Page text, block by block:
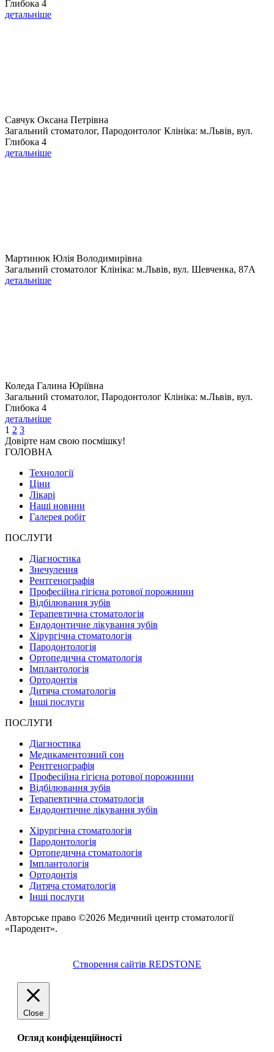
Глибока 4
детальніше
Савчук Оксана Петрівна
Загальний стоматолог, Пародонтолог Клініка: м.Львів, вул.
Глибока 4
детальніше
Мартинюк Юлія Володимирівна
Загальний стоматолог Клініка: м.Львів, вул. Шевченка, 87А
детальніше
Коледа Галина Юріївна
Загальний стоматолог, Пародонтолог Клініка: м.Львів, вул.
Глибока 4
детальніше
1 2 3
Довірте нам свою посмішку!
ГОЛОВНА
Технології
Ціни
Лікарі
Наші новини
Галерея робіт
ПОСЛУГИ
Діагностика
Знечулення
Рентгенографія
Професійна гігієна ротової порожнини
Відбілювання зубів
Терапевтична стоматологія
Ендодонтичне лікування зубів
Хірургічна стоматологія
Пародонтологія
Ортопедична стоматологія
Імплантологія
Ортодонтія
Дитяча стоматологія
Інші послуги
ПОСЛУГИ
Діагностика
Медикаментозний сон
Рентгенографія
Професійна гігієна ротової порожнини
Відбілювання зубів
Терапевтична стоматологія
Ендодонтичне лікування зубів
Хірургічна стоматологія
Пародонтологія
Ортопедична стоматологія
Імплантологія
Ортодонтія
Дитяча стоматологія
Інші послуги
Авторське право ©2026 Медичний центр стоматології
«Пародент».
Створення сайтів REDSTONE
Close
Огляд конфіденційності